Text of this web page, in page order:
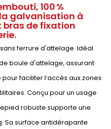
100 %
galvanisation à
bras de fixation
ferrure d'attelage. Idéal
boule d'attelage, assurant
faciliter l’accès aux zones
Conçu pour un usage
robuste supporte une
Sa surface antidérapante